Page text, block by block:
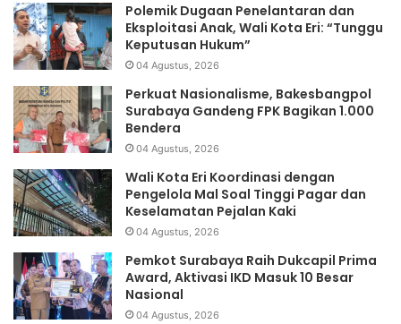
Polemik Dugaan Penelantaran dan
Eksploitasi Anak, Wali Kota Eri: “Tunggu
Keputusan Hukum”
04 Agustus, 2026
Perkuat Nasionalisme, Bakesbangpol
Surabaya Gandeng FPK Bagikan 1.000
Bendera
04 Agustus, 2026
Wali Kota Eri Koordinasi dengan
Pengelola Mal Soal Tinggi Pagar dan
Keselamatan Pejalan Kaki
04 Agustus, 2026
Pemkot Surabaya Raih Dukcapil Prima
Award, Aktivasi IKD Masuk 10 Besar
Nasional
04 Agustus, 2026